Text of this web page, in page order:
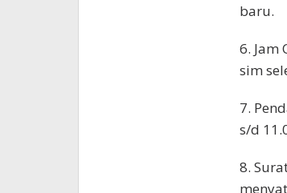
baru.
6.
sim
7.
s/d
8.